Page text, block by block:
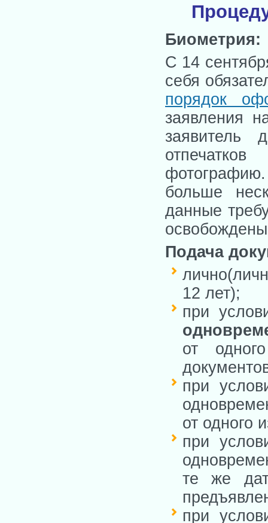
Биометрия:
С 14
себя
порядок
заявления
заявитель
больше
данные
Подача
12 лет);
при
от
при
от одного
при
те же
при